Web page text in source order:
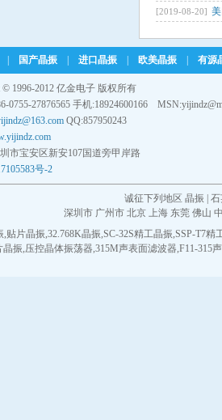
[2019-08-20]
国产晶振 进口晶振 欧美晶振 有源
© 1996-2012 亿金电子 版权所有
0755-27876565 手机:18924600166
QQ:857950243
市宝安区新安107国道旁甲岸路
号-2
诚征下列地区 晶振 |
深圳市 广州市 北京 上海 东莞 佛山
,贴片晶振,32.768K晶振,SC-32S精工晶振,SSP-T7精
晶振,压控晶体振荡器,315M声表面滤波器,F11-315